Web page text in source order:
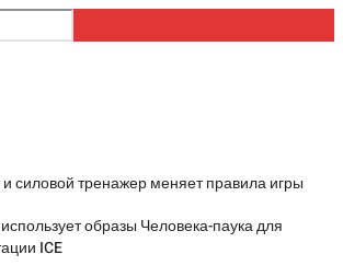
силовой тренажер меняет правила игры
образы Человека-паука для
ICE